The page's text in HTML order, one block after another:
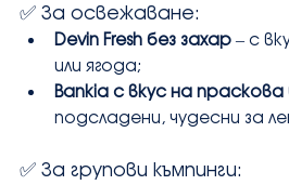
✅ За освежаване:
Devin Fresh без захар – с
или ягода;
Bankia с вкус на
подсладени, чудесни за
✅ За групови къмпинги: